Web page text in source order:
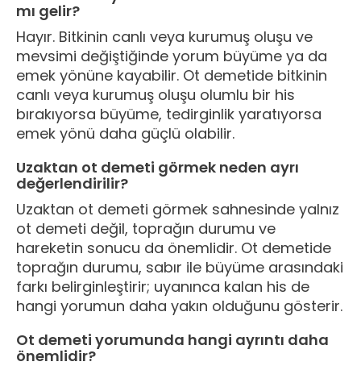
mı gelir?
Hayır. Bitkinin canlı veya kurumuş oluşu ve
mevsimi değiştiğinde yorum büyüme ya da
emek yönüne kayabilir. Ot demetide bitkinin
canlı veya kurumuş oluşu olumlu bir his
bırakıyorsa büyüme, tedirginlik yaratıyorsa
emek yönü daha güçlü olabilir.
Uzaktan ot demeti görmek neden ayrı
değerlendirilir?
Uzaktan ot demeti görmek sahnesinde yalnız
ot demeti değil, toprağın durumu ve
hareketin sonucu da önemlidir. Ot demetide
toprağın durumu, sabır ile büyüme arasındaki
farkı belirginleştirir; uyanınca kalan his de
hangi yorumun daha yakın olduğunu gösterir.
Ot demeti yorumunda hangi ayrıntı daha
önemlidir?